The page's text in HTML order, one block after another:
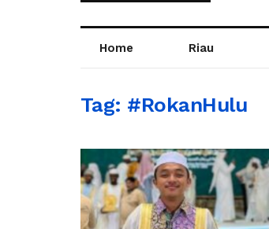
Home Riau
Tag: #RokanHulu